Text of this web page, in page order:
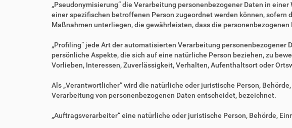
„Pseudonymisierung“ die Verarbeitung personenbezogener Daten in
einer spezifischen betroffenen Person zugeordnet werden können,
Maßnahmen unterliegen, die gewährleisten, dass die
„Profiling“ jede Art der automatisierten Verarbeitung
persönliche Aspekte, die sich auf eine natürliche Person beziehen, zu
Vorlieben, Interessen, Zuverlässigkeit, Verhalten, Aufenthaltsort oder
Als „Verantwortlicher“ wird die natürliche oder juristische Person,
Verarbeitung von personenbezogenen Daten entscheidet, bezeichnet.
„Auftragsverarbeiter“ eine natürliche oder juristische Person, Behörde,